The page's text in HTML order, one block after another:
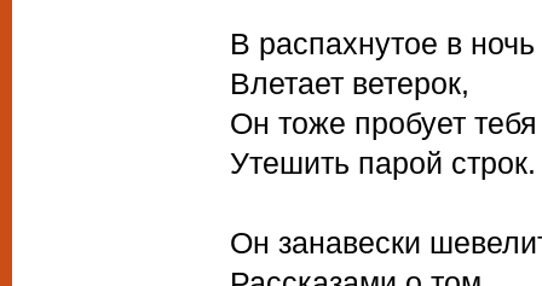
В распахнутое в ночь
Влетает ветерок,
Он тоже пробует тебя
Утешить парой строк.
Он занавески